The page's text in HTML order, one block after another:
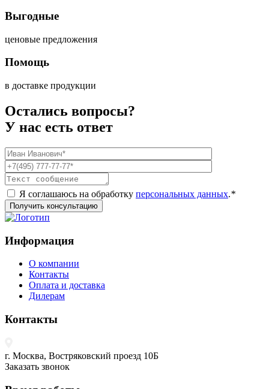
Выгодные
ценовые предложения
Помощь
в доставке продукции
Остались вопросы?
У нас есть ответ
Я соглашаюсь на обработку персональных данных.*
Получить консультацию
Информация
О компании
Контакты
Оплата и доставка
Дилерам
Контакты
г. Москва, Востряковский проезд 10Б
Заказать звонок